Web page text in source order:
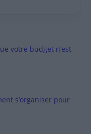
votre budget n’est
s’organiser pour